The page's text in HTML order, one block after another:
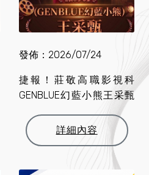
發佈：2026/07/24
捷報！莊敬高職影視科
GENBLUE幻藍小熊王采甄
詳細內容